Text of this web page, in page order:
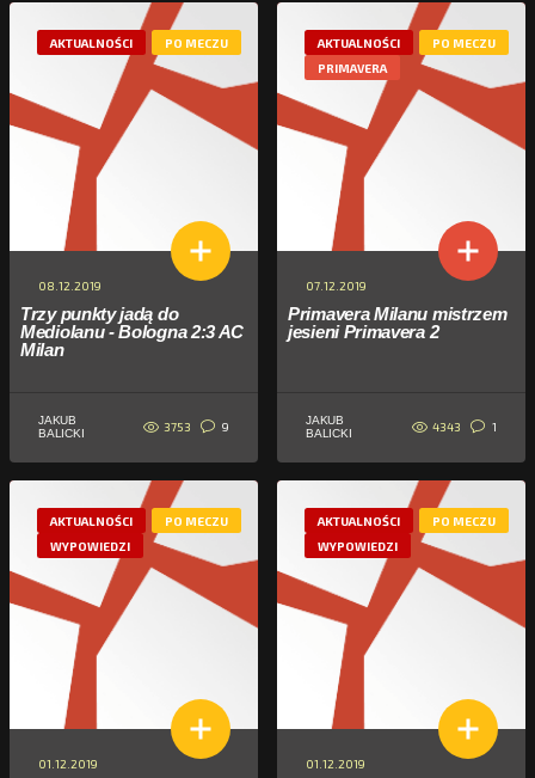
AKTUALNOŚCI PO MECZU
08.12.2019
Trzy punkty jadą do
Mediolanu - Bologna 2:3 AC
Milan
JAKUB
BALICKI
3753 9
AKTUALNOŚCI
PO MECZU
PRIMAVERA
07.12.2019
Primavera Milanu mistrzem
jesieni Primavera 2
JAKUB
BALICKI
4343 1
AKTUALNOŚCI
PO MECZU
WYPOWIEDZI
01.12.2019
AKTUALNOŚCI
PO MECZU
WYPOWIEDZI
01.12.2019